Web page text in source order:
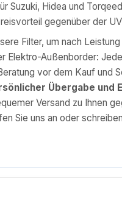
Suzuki, Hidea und
gegenüber der
Filter, um nach
Elektro-Außenborder:
vor dem Kauf und
Übergabe
Versand zu Ihnen
Sie uns an oder